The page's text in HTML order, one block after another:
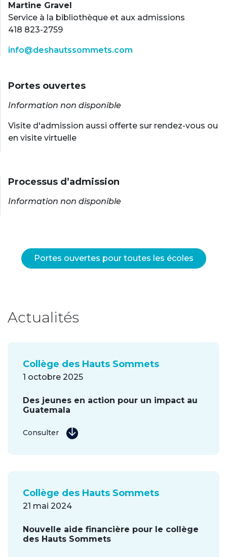
Martine Gravel
Service à la bibliothèque et aux admissions
418 823-2759
info@deshautssommets.com
Portes ouvertes
Information non disponible
Visite d'admission aussi offerte sur rendez-vous ou
en visite virtuelle
Processus d’admission
Information non disponible
Portes ouvertes pour toutes les écoles
Actualités
Collège des Hauts Sommets
1 octobre 2025
Des jeunes en action pour un impact au
Guatemala
Consulter
Collège des Hauts Sommets
21 mai 2024
Nouvelle aide financière pour le collège
des Hauts Sommets